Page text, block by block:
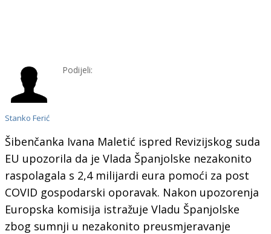
Stanko Ferić
Podijeli:
Šibenčanka Ivana Maletić ispred Revizijskog suda
EU upozorila da je Vlada Španjolske nezakonito
raspolagala s 2,4 milijardi eura pomoći za post
COVID gospodarski oporavak. Nakon upozorenja
Europska komisija istražuje Vladu Španjolske
zbog sumnji u nezakonito preusmjeravanje